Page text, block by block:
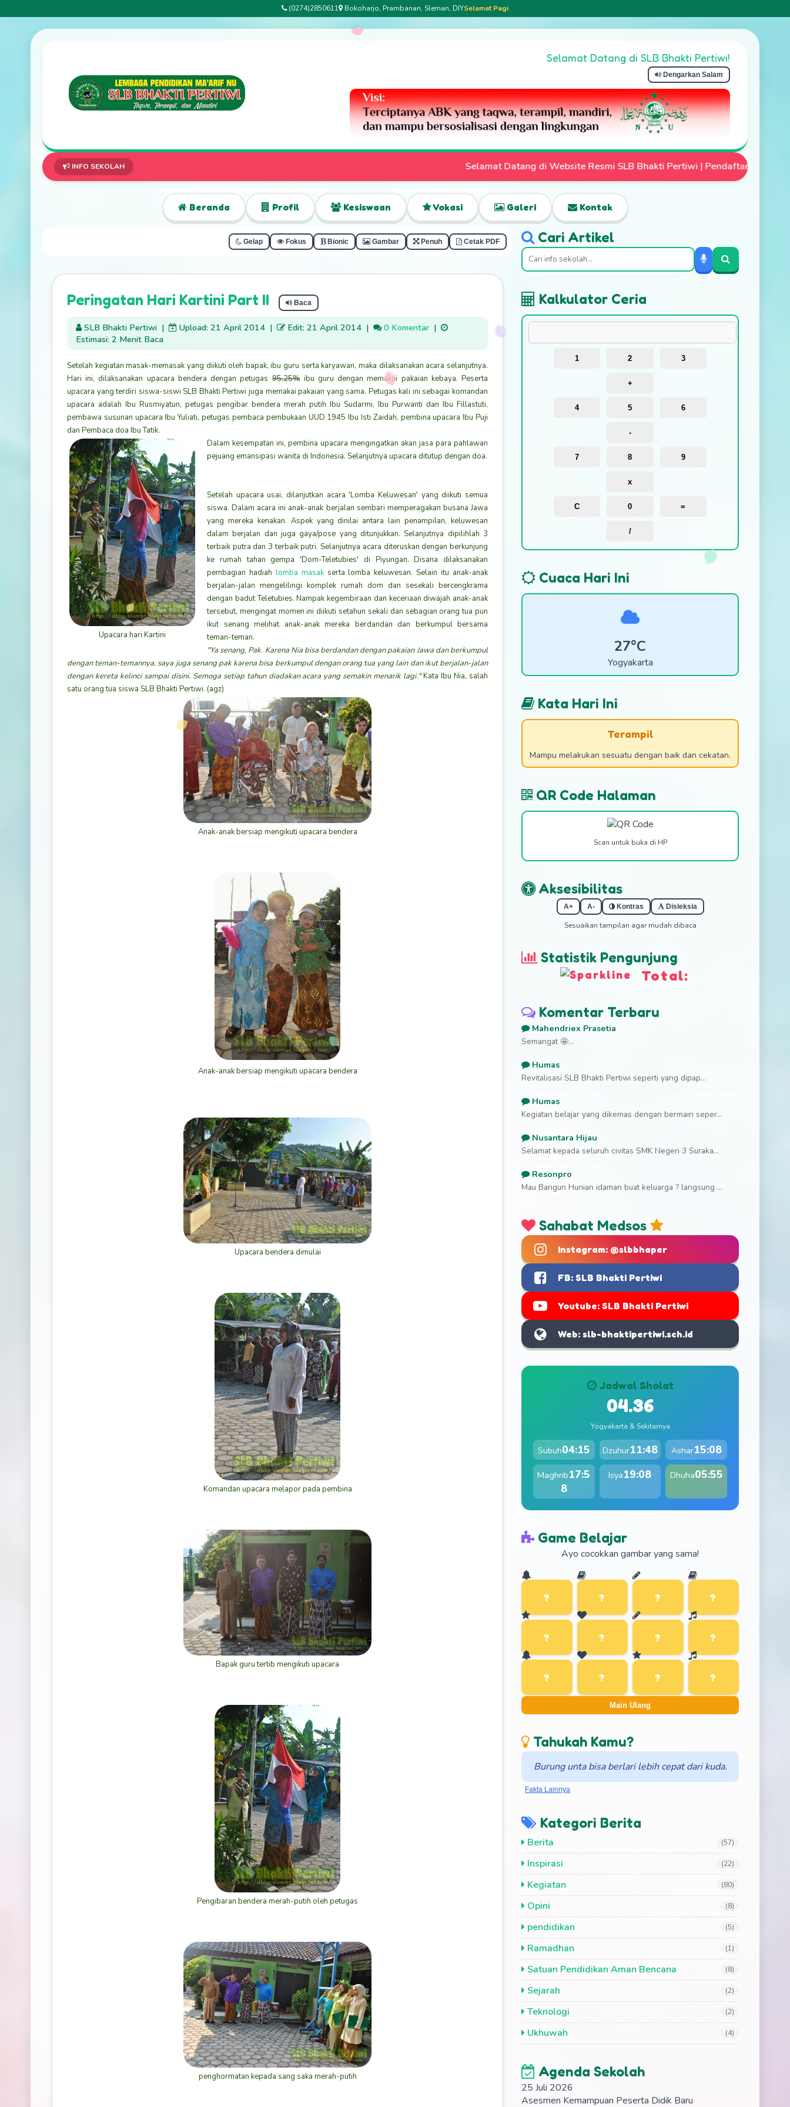
(0274)2850611 Bokoharjo, Prambanan, Sleman, DIYSelamat Pagi
Selamat Datang di SLB Bhakti Pertiwi!
Dengarkan Salam
INFO SEKOLAH Selamat Datang di Website Resmi SLB Bhakti Pertiwi | Pendaftaran Siswa Baru Telah Dibuka | Mari
Beranda Profil Kesiswaan Vokasi Galeri Kontak
Gelap Fokus Bionic Gambar Penuh Cetak PDF
Peringatan Hari Kartini Part II Baca
SLB Bhakti Pertiwi | Upload: 21 April 2014 | Edit: 21 April 2014 | 0 Komentar |
Estimasi: 2 Menit Baca
Setelah kegiatan masak-memasak yang diikuti oleh bapak, ibu guru serta karyawan, maka dilaksanakan acara selanjutnya.
Hari ini, dilaksanakan upacara bendera dengan petugas95,25%ibu guru dengan memakai pakaian kebaya. Peserta
upacara yang terdiri siswa-siswi SLB Bhakti Pertiwi juga memakai pakaian yang sama. Petugas kali ini sebagai komandan
upacara adalah Ibu Rusmiyatun, petugas pengibar bendera merah putih Ibu Sudarmi, Ibu Purwanti dan Ibu Fillastuti,
pembawa susunan upacara Ibu Yuliati, petugas pembaca pembukaan UUD 1945 Ibu Isti Zaidah, pembina upacara Ibu Puji
dan Pembaca doa Ibu Tatik.
Upacara hari Kartini
Dalam kesempatan ini, pembina upacara mengingatkan akan jasa para pahlawan
pejuang emansipasi wanita di Indonesia. Selanjutnya upacara ditutup dengan doa.
Setelah upacara usai, dilanjutkan acara 'Lomba Keluwesan' yang diikuti semua
siswa. Dalam acara ini anak-anak berjalan sembari memperagakan busana Jawa
yang mereka kenakan. Aspek yang dinilai antara lain penampilan, keluwesan
dalam berjalan dan juga gaya/pose yang ditunjukkan. Selanjutnya dipilihlah 3
terbaik putra dan 3 terbaik putri. Selanjutnya acara diteruskan dengan berkunjung
ke rumah tahan gempa 'Dom-Teletubies' di Piyungan. Disana dilaksanakan
pembagian hadiah lomba masakserta lomba keluwesan. Selain itu anak-anak
berjalan-jalan mengelilingi komplek rumah dom dan sesekali bercengkrama
dengan badut Teletubies. Nampak kegembiraan dan keceriaan diwajah anak-anak
tersebut, mengingat momen ini diikuti setahun sekali dan sebagian orang tua pun
ikut senang melihat anak-anak mereka berdandan dan berkumpul bersama
teman-teman.
"Ya senang, Pak. Karena Nia bisa berdandan dengan pakaian Jawa dan berkumpul
dengan teman-temannya, saya juga senang pak karena bisa berkumpul dengan orang tua yang lain dan ikut berjalan-jalan
dengan kereta kelinci sampai disini. Semoga setiap tahun diadakan acara yang semakin menarik lagi."Kata Ibu Nia, salah
satu orang tua siswa SLB Bhakti Pertiwi. (agz)
Anak-anak bersiap mengikuti upacara bendera
Anak-anak bersiap mengikuti upacara bendera
Upacara bendera dimulai
Komandan upacara melapor pada pembina
Bapak guru tertib mengikuti upacara
Pengibaran bendera merah-putih oleh petugas
penghormatan kepada sang saka merah-putih
Cari Artikel
Kalkulator Ceria
1 2 3
+
4 5 6
-
7 8 9
x
C 0 =
/
Cuaca Hari Ini
27°C
Yogyakarta
Kata Hari Ini
Terampil
Mampu melakukan sesuatu dengan baik dan cekatan.
QR Code Halaman
Scan untuk buka di HP
Aksesibilitas
A+ A- Kontras Disleksia
Sesuaikan tampilan agar mudah dibaca
Statistik Pengunjung
Total:
Komentar Terbaru
Mahendriex Prasetia
Semangat 🤩...
Humas
Revitalisasi SLB Bhakti Pertiwi seperti yang dipap...
Humas
Kegiatan belajar yang dikemas dengan bermain seper...
Nusantara Hijau
Selamat kepada seluruh civitas SMK Negeri 3 Suraka...
Resonpro
Mau Bangun Hunian idaman buat keluarga ? langsung ...
Sahabat Medsos
Instagram: @slbbhaper
FB: SLB Bhakti Pertiwi
Youtube: SLB Bhakti Pertiwi
Web: slb-bhaktipertiwi.sch.id
Jadwal Sholat
04.36
Yogyakarta & Sekitarnya
Subuh04:15 Dzuhur11:48 Ashar15:08
Maghrib17:5
8
Isya19:08 Dhuha05:55
Game Belajar
Ayo cocokkan gambar yang sama!
Main Ulang
Tahukah Kamu?
Burung unta bisa berlari lebih cepat dari kuda.
Fakta Lainnya
Kategori Berita
Berita (57)
Inspirasi (22)
Kegiatan (80)
Opini (8)
pendidikan (5)
Ramadhan (1)
Satuan Pendidikan Aman Bencana (8)
Sejarah (2)
Teknologi (2)
Ukhuwah (4)
Agenda Sekolah
25 Juli 2026
Asesmen Kemampuan Peserta Didik Baru